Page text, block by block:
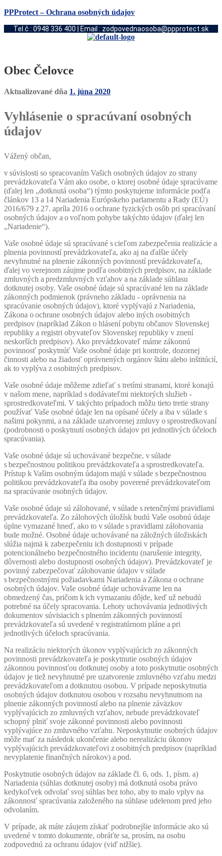
PPProtect – Ochrana osobných údajov
Tel.č : 0948 336 400 | Email : zodpovednaosoba@ppprotect.sk
Obec Čelovce
Aktualizované dňa 1. júna 2020
Vyhlásenie o spracúvaní osobných
údajov
Vážený občan,
v súvislosti so spracovaním Vašich osobných údajov zo strany
prevádzkovateľa Vám ako osobe, o ktorej osobné údaje spracúvame
(ďalej len „dotknutá osoba“) týmto poskytujeme informácie podľa
článkov 13 a 14 Nariadenia Európskeho parlamentu a Rady (EÚ)
2016/679 z 27. apríla 2016 o ochrane fyzických osôb pri spracúvaní
osobných údajov a o voľnom pohybe takýchto údajov (ďalej len
„Nariadenie“).
Vaše osobné údaje sú spracúvané s cieľom zabezpečenia realizácie a
plnenia povinností prevádzkovateľa, ako aj na ďalšie účely
nevyhnutné na plnenie zákonných povinností prevádzkovateľa,
ďalej vo verejnom záujme podľa osobitných predpisov, na základe
zmluvných a predzmluvných vzťahov a na základe súhlasu
dotknutej osoby. Vaše osobné údaje sú spracúvané len na základe
zákonných podmienok (právneho základu - oprávnenia na
spracúvanie osobných údajov), ktoré vyplývajú z Nariadenia,
Zákona o ochrane osobných údajov alebo iných osobitných
predpisov (napríklad Zákon o hlásení pobytu občanov Slovenskej
republiky a registri obyvateľov Slovenskej republiky v znení
neskorších predpisov). Ako prevádzkovateľ máme zákonnú
povinnosť poskytnúť Vaše osobné údaje pri kontrole, dozornej
činnosti alebo na žiadosť oprávnených orgánov štátu alebo inštitúcií,
ak to vyplýva z osobitných predpisov.
Vaše osobné údaje môžeme zdieľať s tretími stranami, ktoré konajú
v našom mene, napríklad s dodávateľmi niektorých služieb -
sprostredkovateľmi. V takýchto prípadoch môžu tieto tretie strany
používať Vaše osobné údaje len na opísané účely a iba v súlade s
našimi pokynmi, a na základe uzatvorenej zmluvy o sprostredkovaní
(podrobnosti o poskytnutí osobných údajov pri jednotlivých účeloch
spracúvania).
Vaše osobné údaje sú uchovávané bezpečne, v súlade
s bezpečnostnou politikou prevádzkovateľa a sprostredkovateľa.
Prístup k Vašim osobným údajom majú v súlade s bezpečnostnou
politikou prevádzkovateľa iba osoby poverené prevádzkovateľom
na spracúvanie osobných údajov.
Vaše osobné údaje sú zálohované, v súlade s retenčnými pravidlami
prevádzkovateľa. Zo zálohových úložísk budú Vaše osobnú údaje
úplne vymazané hneď, ako to v súlade s pravidlami zálohovania
bude možné. Osobné údaje uchovávané na záložných úložiskách
slúžia najmä k zabezpečeniu ich dostupnosti v prípade
potencionálneho bezpečnostného incidentu (narušenie integrity,
dôvernosti alebo dostupnosti osobných údajov). Prevádzkovateľ je
povinný zabezpečovať zálohovanie údajov v súlade
s bezpečnostnými požiadavkami Nariadenia a Zákona o ochrane
osobných údajov. Vaše osobné údaje uchovávame len na
obmedzený čas, pričom k ich vymazaniu dôjde, keď už nebudú
potrebné na účely spracovania. Lehoty uchovávania jednotlivých
dokumentov súvisiacich s plnením zákonných povinností
prevádzkovateľa sú uvedené v registratúrnom pláne a pri
jednotlivých účeloch spracúvania.
Na realizáciu niektorých úkonov vyplývajúcich zo zákonných
povinnosti prevádzkovateľa je poskytnutie osobných údajov
zákonnou povinnosťou dotknutej osoby a toto poskytnutie osobných
údajov je tiež nevyhnutné pre uzatvorenie zmluvného vzťahu medzi
prevádzkovateľom a dotknutou osobou. V prípade neposkytnutia
osobných údajov dotknutou osobou v rozsahu nevyhnutnom na
plnenie zákonných povinností alebo na plnenie záväzkov
vyplývajúcich zo zmluvných vzťahov, nebude prevádzkovateľ
schopný plniť svoje zákonné povinnosti alebo povinnosti
vyplývajúce zo zmluvného vzťahu. Neposkytnutie osobných údajov
môže mať za následok ukončenie alebo nerealizáciu úkonov
vyplývajúcich prevádzkovateľovi z osobitných predpisov (napríklad
nevyplatenie finančných nárokov) a pod.
Poskytnutie osobných údajov na základe čl. 6, ods. 1, písm. a)
Nariadenia (súhlas dotknutej osoby) má dotknutá osoba právo
kedykoľvek odvolať svoj súhlas bez toho, aby to malo vplyv na
zákonnosť spracúvania založeného na súhlase udelenom pred jeho
odvolaním.
V prípade, ak máte záujem získať podrobnejšie informácie ako sú
uvedené v tomto dokumente, obráťte sa, prosím, na osobu
zodpovednú za ochranu údajov (viď nižšie).